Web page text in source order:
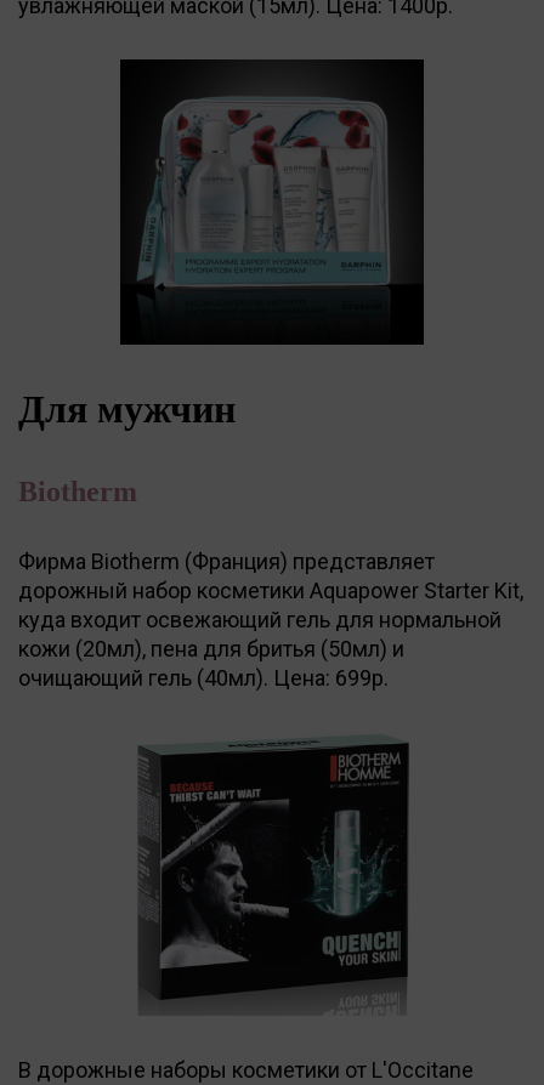
увлажняющей маской (15мл). Цена: 1400р.
Для мужчин
Biotherm
Фирма Biotherm (Франция) представляет
дорожный набор косметики Aquapower Starter Kit,
куда входит освежающий гель для нормальной
кожи (20мл), пена для бритья (50мл) и
очищающий гель (40мл). Цена: 699р.
В дорожные наборы косметики от L'Occitane